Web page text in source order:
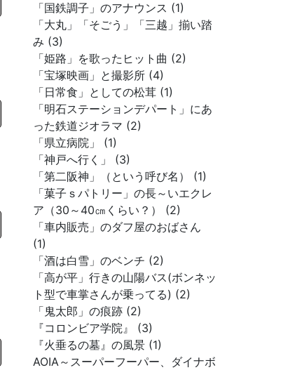
「国鉄調子」のアナウンス (1)
「大丸」「そごう」「三越」揃い踏
み (3)
「姫路」を歌ったヒット曲 (2)
「宝塚映画」と撮影所 (4)
「日常食」としての松茸 (1)
「明石ステーションデパート」にあ
った鉄道ジオラマ (2)
「県立病院」 (1)
「神戸へ行く」 (3)
「第二阪神」（という呼び名） (1)
「菓子ｓパトリー」の長～いエクレ
ア（30～40㎝くらい？） (2)
「車内販売」のダフ屋のおばさん
(1)
「酒は白雪」のベンチ (2)
「高が平」行きの山陽バス(ボンネッ
ト型で車掌さんが乗ってる) (2)
「鬼太郎」の痕跡 (2)
『コロンビア学院』 (3)
『火垂るの墓』の風景 (1)
AOIA～スーパーフーパー、ダイナボ